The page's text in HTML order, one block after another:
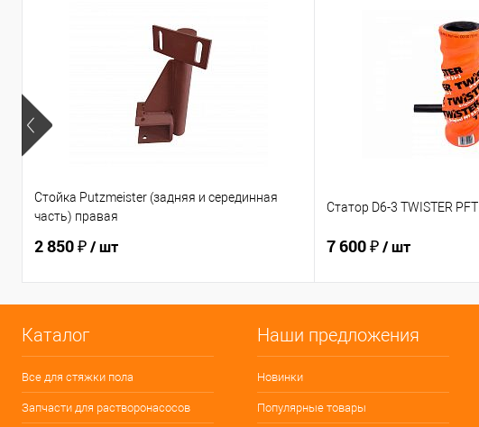
Стойка Putzmeister (задняя и серединная
часть) правая
2 850 ₽/ шт
Статор D6-3 TWISTER PFT
7 600 ₽/ шт
Каталог
Все для стяжки пола
Запчасти для растворонасосов
Наши предложения
Новинки
Популярные товары